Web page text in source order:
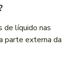
de líquido nas
parte externa da